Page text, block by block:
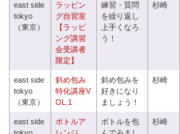
east side
tokyo
（東京）
ラッピン
グ自習室
【ラッピ
ング講習
会受講者
限定】
練習・質問
を繰り返し
上手くなろ
う！
杉崎
east side
tokyo
（東京）
斜め包み
特化講座V
OL.1
斜め包みを
好きになり
ましょう！
杉崎
east side
ボトルア
ボトルを包
杉崎